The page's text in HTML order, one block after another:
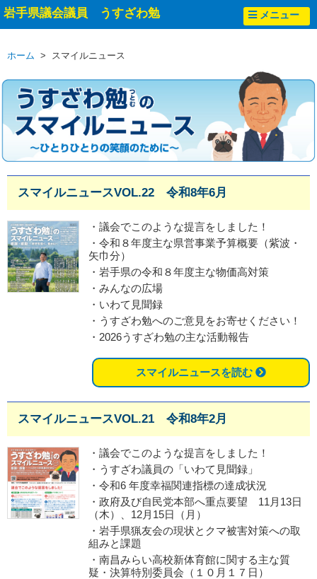
岩手県議会議員 うすざわ勉 メニュー
ホーム > スマイルニュース
スマイルニュースVOL.22 令和8年6月
・議会でこのような提言をしました！
・令和８年度主な県営事業予算概要（紫波・
矢巾分）
・岩手県の令和８年度主な物価高対策
・みんなの広場
・いわて見聞録
・うすざわ勉へのご意見をお寄せください！
・2026うすざわ勉の主な活動報告
スマイルニュースを読む
スマイルニュースVOL.21 令和8年2月
・議会でこのような提言をしました！
・うすざわ議員の「いわて見聞録」
・令和6 年度幸福関連指標の達成状況
・政府及び自民党本部へ重点要望 11月13日
（木）、12月15日（月）
・岩手県猟友会の現状とクマ被害対策への取
組みと課題
・南昌みらい高校新体育館に関する主な質
疑・決算特別委員会（１０月１７日）